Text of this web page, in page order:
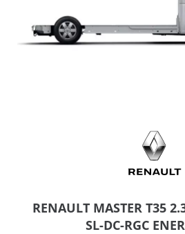
RENAULT MASTER T35
SL-DC-RGC